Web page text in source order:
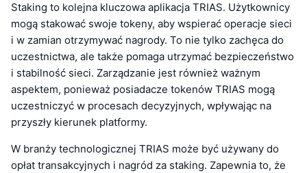
Staking to kolejna kluczowa aplikacja TRIAS. Użytkownicy
mogą stakować swoje tokeny, aby wspierać operacje sieci
i w zamian otrzymywać nagrody. To nie tylko zachęca do
uczestnictwa, ale także pomaga utrzymać bezpieczeństwo
i stabilność sieci. Zarządzanie jest również ważnym
aspektem, ponieważ posiadacze tokenów TRIAS mogą
uczestniczyć w procesach decyzyjnych, wpływając na
przyszły kierunek platformy.
W branży technologicznej TRIAS może być używany do
opłat transakcyjnych i nagród za staking. Zapewnia to, że